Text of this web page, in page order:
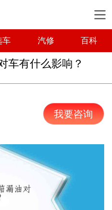
车 汽修 百科
车有什么影响？
我要咨询